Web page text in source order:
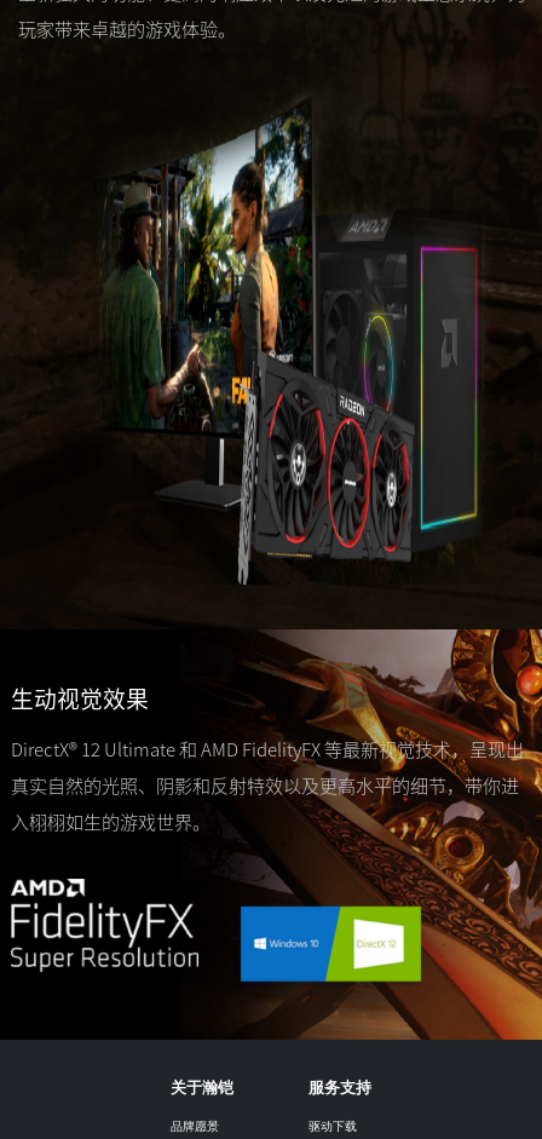
玩家带来卓越的游戏体验。
生动视觉效果
DirectX® 12 Ultimate 和 AMD FidelityFX 等最新视觉技术，呈现出
真实自然的光照、阴影和反射特效以及更高水平的细节，带你进
入栩栩如生的游戏世界。
关于瀚铠
品牌愿景
服务支持
驱动下载